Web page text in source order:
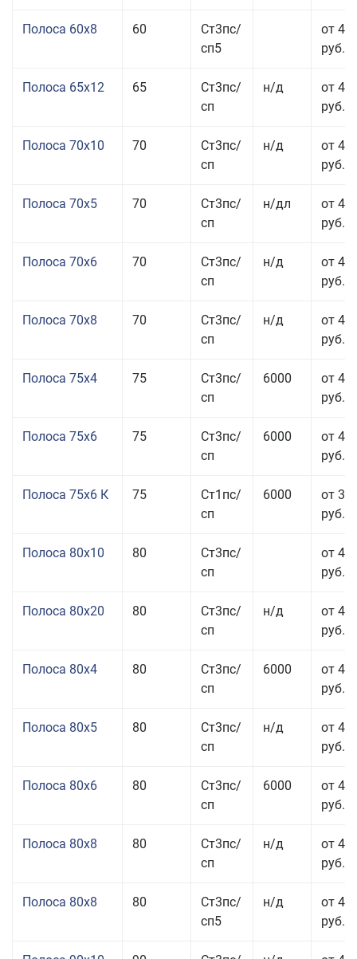
Полоса 60x8 60
Ст3пс/
сп5
от 42
руб.
Полоса 65x12 65
Ст3пс/
сп
н/д
от 42
руб.
Полоса 70x10 70
Ст3пс/
сп
н/д
от 42
руб.
Полоса 70x5 70
Ст3пс/
сп
н/дл
от 43
руб.
Полоса 70x6 70
Ст3пс/
сп
н/д
от 42
руб.
Полоса 70x8 70
Ст3пс/
сп
н/д
от 43
руб.
Полоса 75x4 75
Ст3пс/
сп
6000
от 41
руб.
Полоса 75x6 75
Ст3пс/
сп
6000
от 42
руб.
Полоса 75x6 К 75
Ст1пс/
сп
6000
от 35
руб.
Полоса 80x10 80
Ст3пс/
сп
от 42
руб.
Полоса 80x20 80
Ст3пс/
сп
н/д
от 49
руб.
Полоса 80x4 80
Ст3пс/
сп
6000
от 42
руб.
Полоса 80x5 80
Ст3пс/
сп
н/д
от 43
руб.
Полоса 80x6 80
Ст3пс/
сп
6000
от 42
руб.
Полоса 80x8 80
Ст3пс/
сп
н/д
от 41
руб.
Полоса 80x8 80
Ст3пс/
сп5
н/д
от 41
руб.